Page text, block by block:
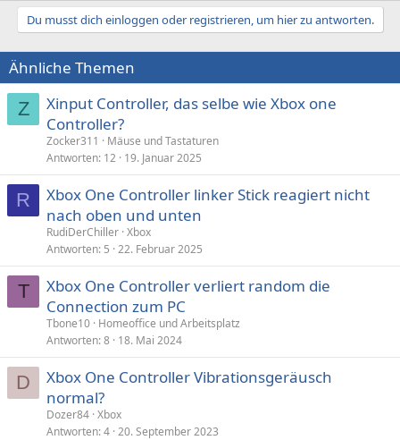
a
i
o
n
e
n
:
Du musst dich einloggen oder registrieren, um hier zu antworten.
Ähnliche Themen
Z
Xinput Controller, das selbe wie Xbox one
Controller?
Zocker311
Mäuse und Tastaturen
Antworten 12 19. Januar 2025
R
Xbox One Controller linker Stick reagiert nicht
nach oben und unten
RudiDerChiller Xbox
Antworten 5 22. Februar 2025
T
Xbox One Controller verliert random die
Connection zum PC
Tbone10 Homeoffice und Arbeitsplatz
Antworten 8 18. Mai 2024
D
Xbox One Controller Vibrationsgeräusch
normal?
Dozer84 Xbox
Antworten 4 20. September 2023